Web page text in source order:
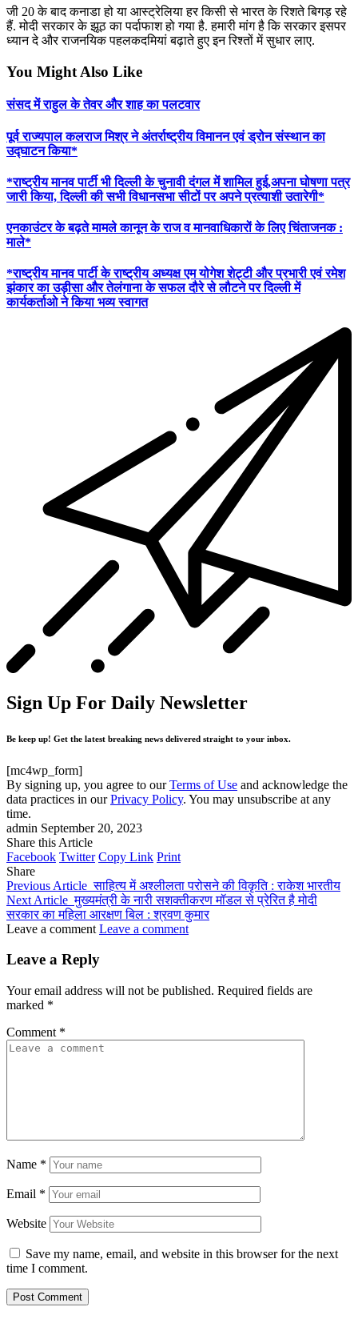
जी 20 के बाद कनाडा हो या आस्ट्रेलिया हर किसी से भारत के रिशते बिगड़ रहे
हैं. मोदी सरकार के झूठ का पर्दाफाश हो गया है. हमारी मांग है कि सरकार इसपर
ध्यान दे और राजनयिक पहलकदमियां बढ़ाते हुए इन रिश्तों में सुधार लाए.
You Might Also Like
संसद में राहुल के तेवर और शाह का पलटवार
पूर्व राज्यपाल कलराज मिश्र ने अंतर्राष्ट्रीय विमानन एवं ड्रोन संस्थान का
उद्घाटन किया*
*राष्ट्रीय मानव पार्टी भी दिल्ली के चुनावी दंगल में शामिल हुई,अपना घोषणा पत्र
जारी किया, दिल्ली की सभी विधानसभा सीटों पर अपने प्रत्याशी उतारेगी*
एनकाउंटर के बढ़ते मामले कानून के राज व मानवाधिकारों के लिए चिंताजनक :
माले*
*राष्ट्रीय मानव पार्टी के राष्ट्रीय अध्यक्ष एम योगेश शेट्टी और प्रभारी एवं रमेश
झंकार का उड़ीसा और तेलंगाना के सफल दौरे से लौटने पर दिल्ली में
कार्यकर्ताओ ने किया भव्य स्वागत
Sign Up For Daily Newsletter
Be keep up! Get the latest breaking news delivered straight to your inbox.
[mc4wp_form]
By signing up, you agree to ourTerms of Use and acknowledge the
data practices in ourPrivacy Policy. You may unsubscribe at any
time.
admin September 20, 2023
Share this Article
Facebook Twitter Copy Link Print
Share
Previous Article साहित्य में अश्लीलता परोसने की विकृति : राकेश भारतीय
Next Article मुख्यमंत्री के नारी सशक्तीकरण मॉडल से प्रेरित है मोदी
सरकार का महिला आरक्षण बिल : श्रवण कुमार
Leave a comment Leave a comment
Leave a Reply
Your email address will not be published. Required fields are
marked *
Comment *
Name *
Email *
Website
Save my name, email, and website in this browser for the next
time I comment.